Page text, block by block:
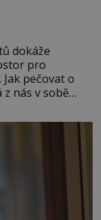
dokáže
pro
pečovat o
z nás v sobě
znamení
Střelce v sobě